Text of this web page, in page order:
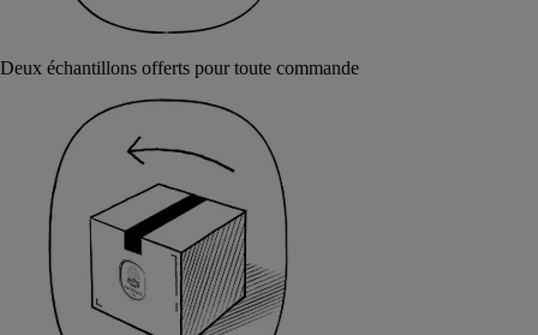
Deux échantillons offerts pour toute commande